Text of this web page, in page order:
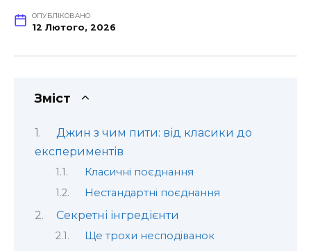
ОПУБЛІКОВАНО
12 Лютого, 2026
Зміст
Джин з чим пити: від класики до
експериментів
Класичні поєднання
Нестандартні поєднання
Секретні інгредієнти
Ще трохи несподіванок